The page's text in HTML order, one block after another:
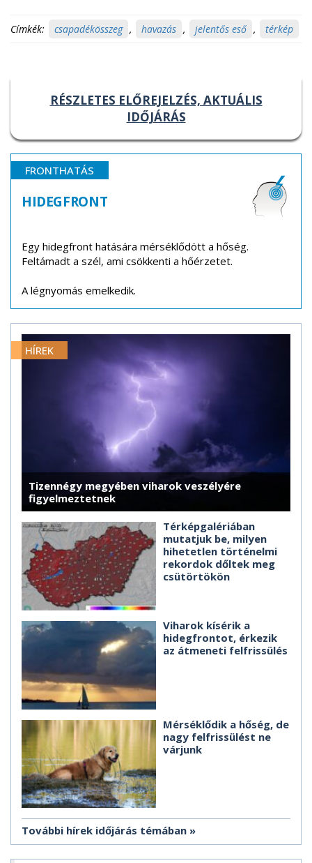
Címkék: csapadékösszeg , havazás , jelentős eső , térkép
RÉSZLETES ELŐREJELZÉS, AKTUÁLIS
IDŐJÁRÁS
FRONTHATÁS
HIDEGFRONT
Egy hidegfront hatására mérséklődött a hőség.
Feltámadt a szél, ami csökkenti a hőérzetet.
A légnyomás emelkedik.
HÍREK
Tizennégy megyében viharok veszélyére
figyelmeztetnek
Térképgalériában
mutatjuk be, milyen
hihetetlen történelmi
rekordok dőltek meg
csütörtökön
Viharok kísérik a
hidegfrontot, érkezik
az átmeneti felfrissülés
Mérséklődik a hőség, de
nagy felfrissülést ne
várjunk
További hírek időjárás témában